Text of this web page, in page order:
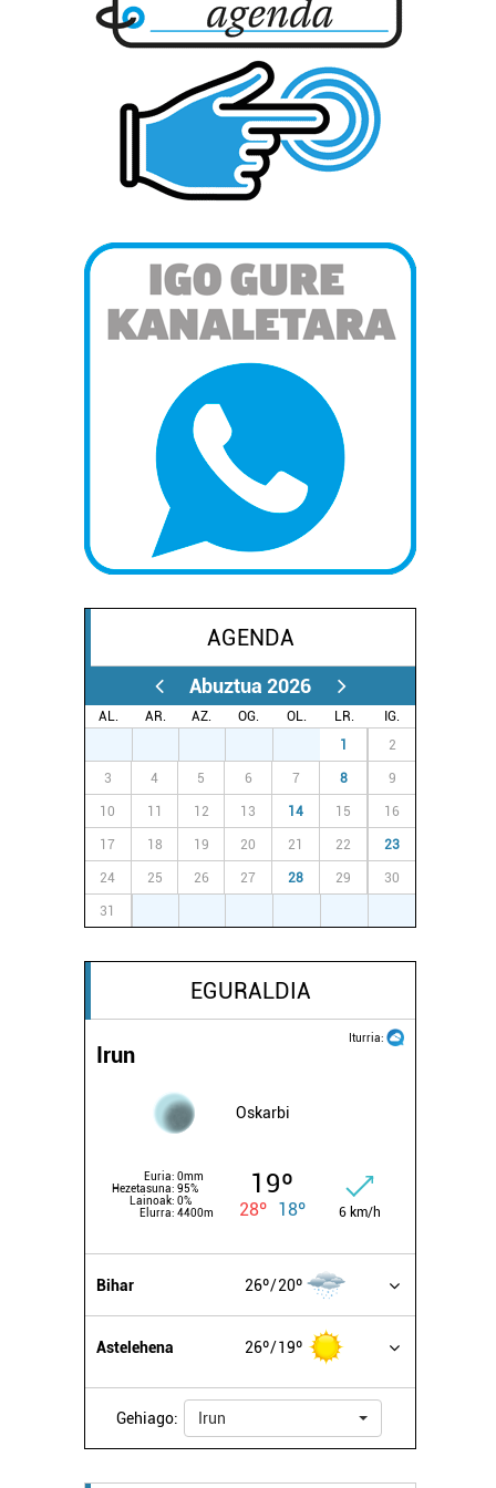
AGENDA
Abuztua 2026
AL. AR. AZ. OG. OL. LR.
IG.
1 2
3 4 5 6 7 8 9
10 11 12 13 14 15 16
17 18 19 20 21 22 23
24 25 26 27 28 29 30
31
EGURALDIA
Iturria:
Irun
Oskarbi
Euria: 0mm
Hezetasuna: 95%
Lainoak: 0%
Elurra: 4400m
19º
28º 18º 6 km/h
Bihar 26º 20º
Astelehena 26º 19º
Gehiago: Irun